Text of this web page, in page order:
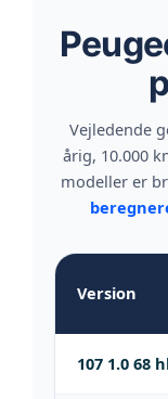
Vejledende
årig, 10.000
modeller er
Version
107 1.0 68